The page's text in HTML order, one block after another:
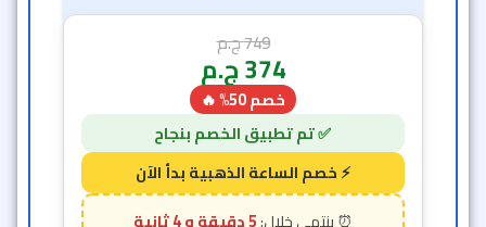
749ج.م
374ج.م
خصم 50% 🔥
5 دقيقة و 2 ثانية